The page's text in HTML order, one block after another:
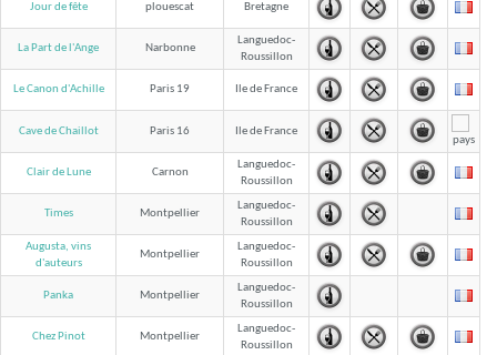
Jour de fête plouescat Bretagne
La Part de l'Ange Narbonne
Languedoc-
Roussillon
Le Canon d'Achille Paris 19 Ile de France
Cave de Chaillot Paris 16 Ile de France
Clair de Lune Carnon
Languedoc-
Roussillon
Times Montpellier
Languedoc-
Roussillon
Augusta, vins
d'auteurs
Montpellier
Languedoc-
Roussillon
Panka Montpellier
Languedoc-
Roussillon
Chez Pinot Montpellier
Languedoc-
Roussillon